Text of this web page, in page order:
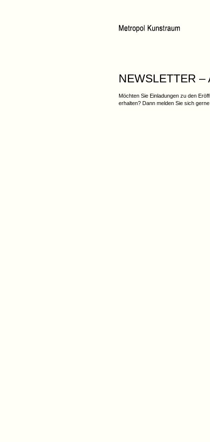
NEWSLETTER –
Möchten Sie Einladungen zu den
erhalten? Dann melden Sie sich